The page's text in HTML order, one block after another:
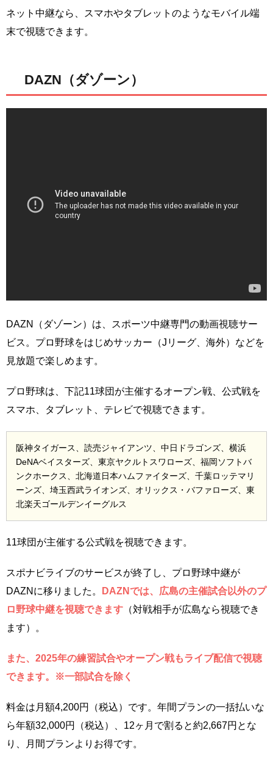
ネット中継なら、スマホやタブレットのようなモバイル端
末で視聴できます。
DAZN（ダゾーン）
DAZN（ダゾーン）は、スポーツ中継専門の動画視聴サー
ビス。プロ野球をはじめサッカー（Jリーグ、海外）などを
見放題で楽しめます。
プロ野球は、下記11球団が主催するオープン戦、公式戦を
スマホ、タブレット、テレビで視聴できます。
阪神タイガース、読売ジャイアンツ、中日ドラゴンズ、横浜
DeNAベイスターズ、東京ヤクルトスワローズ、福岡ソフトバ
ンクホークス、北海道日本ハムファイターズ、千葉ロッテマリ
ーンズ、埼玉西武ライオンズ、オリックス・バファローズ、東
北楽天ゴールデンイーグルス
11球団が主催する公式戦を視聴できます。
スポナビライブのサービスが終了し、プロ野球中継が
DAZNに移りました。
DAZNでは、広島の主催試合以外のプ
ロ野球中継を視聴できます （対戦相手が広島なら視聴でき
ます）。
また、2025年の練習試合やオープン戦もライブ配信で視聴
できます。※一部試合を除く
料金は月額4,200円（税込）です。年間プランの一括払いな
ら年額32,000円（税込）、12ヶ月で割ると約2,667円とな
り、月間プランよりお得です。